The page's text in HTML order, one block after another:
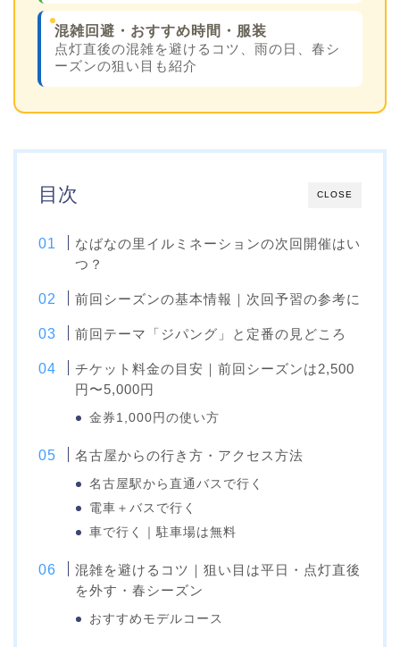
混雑回避・おすすめ時間・服装
点灯直後の混雑を避けるコツ、雨の日、春シ
ーズンの狙い目も紹介
CLOSE
目次
なばなの里イルミネーションの次回開催はい
つ？
前回シーズンの基本情報｜次回予習の参考に
前回テーマ「ジパング」と定番の見どころ
チケット料金の目安｜前回シーズンは2,500
円〜5,000円
金券1,000円の使い方
名古屋からの行き方・アクセス方法
名古屋駅から直通バスで行く
電車＋バスで行く
車で行く｜駐車場は無料
混雑を避けるコツ｜狙い目は平日・点灯直後
を外す・春シーズン
おすすめモデルコース